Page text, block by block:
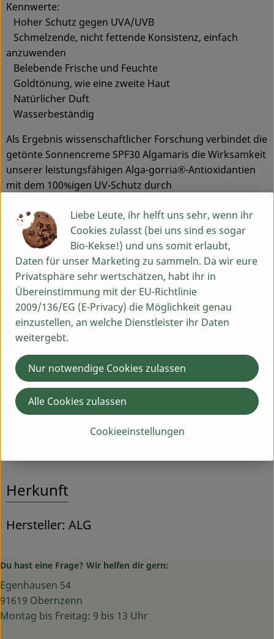
Kennwerte:
Hoher Schutz gegen UVA/UVB
Schmelzende, nicht fettende Konsistenz, einfach
anzuwenden
Belebende Frische und Feuchte
Goldtönung, wie eine zweite Haut
Natürlicher Duft
Wasserbeständig
Als Ergebnis wissenschaftlicher Forschung verbindet die
getönte Sonnencreme SPF30 Algamaris die Wirksamkeit
unserer leistungsfähigen Alga-gorria®-Antioxidantien
mit dem 100%igen UV-Schutz durch
Eine getönte Rezeptur für gesundes Aussehen mit
effektivem Schutz der Gesichtshaut vor aggressiver UV-
Bestrahlung. Die getönte Sonnencreme SPF30
Algamaris ist die ideale Pflege für die gleichmäßige
Färbung und Hautschutz während der
Sonnenbestrahlung in der Stadt, am Strand oder
Tätigkeiten im Freien.
Inverkehrbringer:
BIOGARTEN Handels GmbH
Liebigstraße 3-5, 7-9
40721 Hilden
Produktinformationen
Herkunft
Hersteller: ALG
Du hast eine Frage? Wir helfen dir gern:
Egenhausen 54
91619 Obernzenn
Montag bis Freitag: 9 bis 13 Uhr
Liebe Leute, ihr helft uns sehr, wenn ihr
Cookies zulasst (bei uns sind es sogar
Bio-Kekse!) und uns somit erlaubt,
Daten für unser Marketing zu sammeln. Da wir eure
Privatsphäre sehr wertschätzen, habt ihr in
Übereinstimmung mit der EU-Richtlinie
2009/136/EG (E-Privacy) die Möglichkeit genau
einzustellen, an welche Dienstleister ihr Daten
weitergebt.
Cookieeinstellungen
Nur notwendige Cookies zulassen
Alle Cookies zulassen